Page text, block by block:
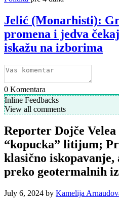
Jelić (Monarhisti):
promena i jedva
iskažu na izborima
0 Komentara
Inline Feedbacks
View all comments
Reporter Dojče
“kopucka” litijum;
klasično
preko geotermalnih
July 6, 2024 by Kamelija